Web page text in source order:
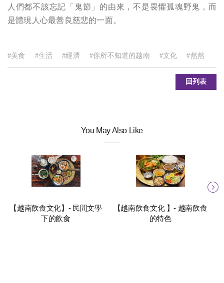
人們都不該忘記「鬼節」的由來，不是畏懼孤魂野鬼，而
是體現人心最善良慈悲的一面。
#美食 #生活 #經濟 #你所不知道的越南 #文化 #然然
回列表
You May Also Like
【越南飲食文化】- 民間文學
下的飲食
【越南飲食文化 】- 越南飲食
的特色